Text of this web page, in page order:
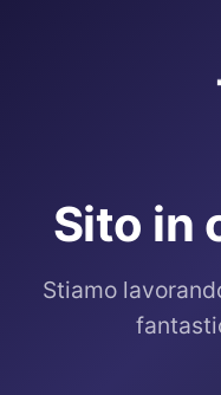
Sito in
Stiamo